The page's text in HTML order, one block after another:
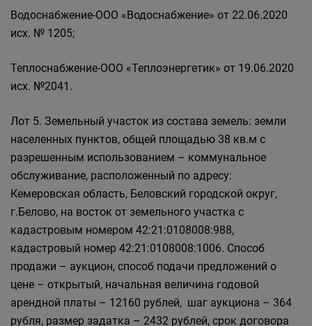
Водоснабжение-ООО «Водоснабжение» от 22.06.2020
исх. № 1205;
Теплоснабжение-ООО «Теплоэнергетик» от 19.06.2020
исх. №2041.
Лот 5. Земельный участок из состава земель: земли
населенных пунктов, общей площадью 38 кв.м с
разрешенным использованием – коммунальное
обслуживание, расположенный по адресу:
Кемеровская область, Беловский городской округ,
г.Белово, на восток от земельного участка с
кадастровым номером 42:21:0108008:988,
кадастровый номер 42:21:0108008:1006. Способ
продажи – аукцион, способ подачи предложений о
цене – открытый, начальная величина годовой
арендной платы – 12160 рублей, шаг аукциона – 364
рубля, размер задатка – 2432 рублей, срок договора